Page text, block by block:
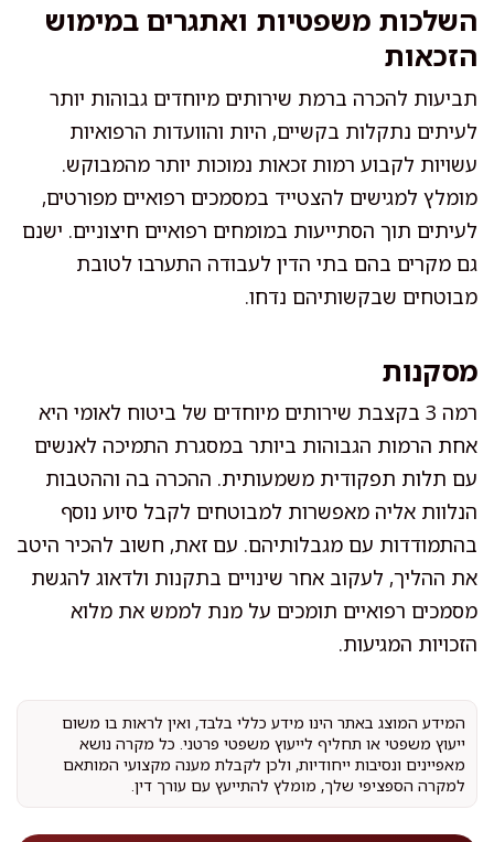
השלכות משפטיות ואתגרים במימוש
הזכאות
תביעות להכרה ברמת שירותים מיוחדים גבוהות יותר
לעיתים נתקלות בקשיים, היות והוועדות הרפואיות
עשויות לקבוע רמות זכאות נמוכות יותר מהמבוקש.
מומלץ למגישים להצטייד במסמכים רפואיים מפורטים,
לעיתים תוך הסתייעות במומחים רפואיים חיצוניים. ישנם
גם מקרים בהם בתי הדין לעבודה התערבו לטובת
מבוטחים שבקשותיהם נדחו.
מסקנות
רמה 3 בקצבת שירותים מיוחדים של ביטוח לאומי היא
אחת הרמות הגבוהות ביותר במסגרת התמיכה לאנשים
עם תלות תפקודית משמעותית. ההכרה בה וההטבות
הנלוות אליה מאפשרות למבוטחים לקבל סיוע נוסף
בהתמודדות עם מגבלותיהם. עם זאת, חשוב להכיר היטב
את ההליך, לעקוב אחר שינויים בתקנות ולדאוג להגשת
מסמכים רפואיים תומכים על מנת לממש את מלוא
הזכויות המגיעות.
המידע המוצג באתר הינו מידע כללי בלבד, ואין לראות בו משום
ייעוץ משפטי או תחליף לייעוץ משפטי פרטני. כל מקרה נושא
מאפיינים ונסיבות ייחודיות, ולכן לקבלת מענה מקצועי המותאם
למקרה הספציפי שלך, מומלץ להתייעץ עם עורך דין.